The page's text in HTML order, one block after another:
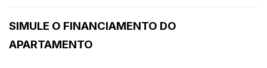
SIMULE O FINANCIAMENTO DO
APARTAMENTO